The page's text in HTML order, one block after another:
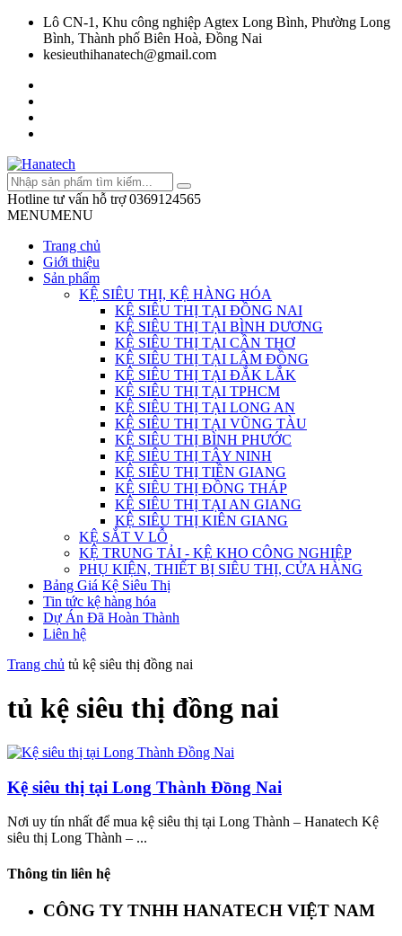
Lô CN-1, Khu công nghiệp Agtex Long Bình, Phường Long
Bình, Thành phố Biên Hoà, Đồng Nai
kesieuthihanatech@gmail.com
Hotline tư vấn hỗ trợ 0369124565
MENUMENU
Trang chủ
Giới thiệu
Sản phẩm
KỆ SIÊU THỊ, KỆ HÀNG HÓA
KỆ SIÊU THỊ TẠI ĐỒNG NAI
KỆ SIÊU THỊ TẠI BÌNH DƯƠNG
KỆ SIÊU THỊ TẠI CẦN THƠ
KỆ SIÊU THỊ TẠI LÂM ĐỒNG
KỆ SIÊU THỊ TẠI ĐẮK LẮK
KỆ SIÊU THỊ TẠI TPHCM
KỆ SIÊU THỊ TẠI LONG AN
KỆ SIÊU THỊ TẠI VŨNG TÀU
KỆ SIÊU THỊ BÌNH PHƯỚC
KỆ SIÊU THỊ TÂY NINH
KỆ SIÊU THỊ TIỀN GIANG
KỆ SIÊU THỊ ĐỒNG THÁP
KỆ SIÊU THỊ TẠI AN GIANG
KỆ SIÊU THỊ KIÊN GIANG
KỆ SẮT V LỖ
KỆ TRUNG TẢI - KỆ KHO CÔNG NGHIỆP
PHỤ KIỆN, THIẾT BỊ SIÊU THỊ, CỬA HÀNG
Bảng Giá Kệ Siêu Thị
Tin tức kệ hàng hóa
Dự Án Đã Hoàn Thành
Liên hệ
Trang chủ tủ kệ siêu thị đồng nai
tủ kệ siêu thị đồng nai
Kệ siêu thị tại Long Thành Đồng Nai
Nơi uy tín nhất để mua kệ siêu thị tại Long Thành – Hanatech Kệ
siêu thị Long Thành – ...
Thông tin liên hệ
CÔNG TY TNHH HANATECH VIỆT NAM